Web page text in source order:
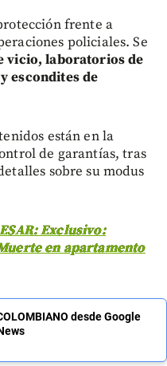
frente a
policiales. Se
vicio, laboratorios de
escondites de
están en la
de garantías, tras
sobre su modus
Exclusivo:
en apartamento
desde Google